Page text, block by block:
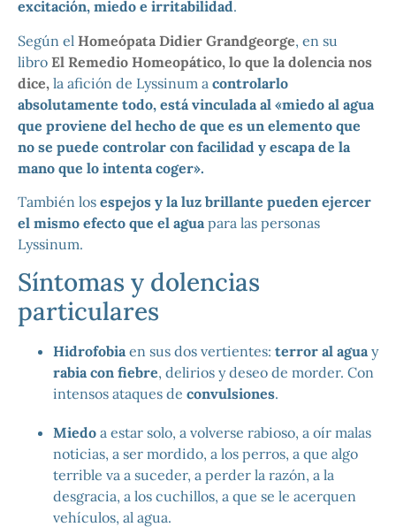
excitación, miedo e irritabilidad.
Según el Homeópata Didier Grandgeorge, en su
libro El Remedio Homeopático, lo que la dolencia nos
dice, la afición de Lyssinum a controlarlo
absolutamente todo, está vinculada al «miedo al agua
que proviene del hecho de que es un elemento que
no se puede controlar con facilidad y escapa de la
mano que lo intenta coger».
También los espejos y la luz brillante pueden ejercer
el mismo efecto que el aguapara las personas
Lyssinum.
Síntomas y dolencias
particulares
Hidrofobia en sus dos vertientes: terror al agua y
rabia con fiebre, delirios y deseo de morder. Con
intensos ataques de convulsiones.
Miedo a estar solo, a volverse rabioso, a oír malas
noticias, a ser mordido, a los perros, a que algo
terrible va a suceder, a perder la razón, a la
desgracia, a los cuchillos, a que se le acerquen
vehículos, al agua.